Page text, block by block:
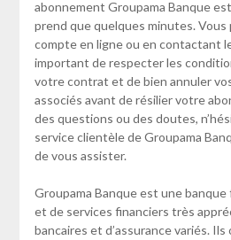
abonnement Groupama Banque
prend que quelques minutes.
compte en ligne ou en contactant
important de respecter les
votre contrat et de bien annuler
associés avant de résilier votre
des questions ou des doutes,
service clientèle de Groupama
de vous assister.
Groupama Banque est une banque
et de services financiers très
bancaires et d’assurance variés.